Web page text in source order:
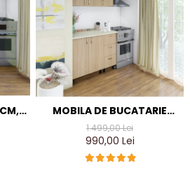
MOBILA DE BUCATARIE
STAR 140CM, CULOARE
SONOMA DIN PAL DE 18MM
1.499,00 Lei
990,00 Lei